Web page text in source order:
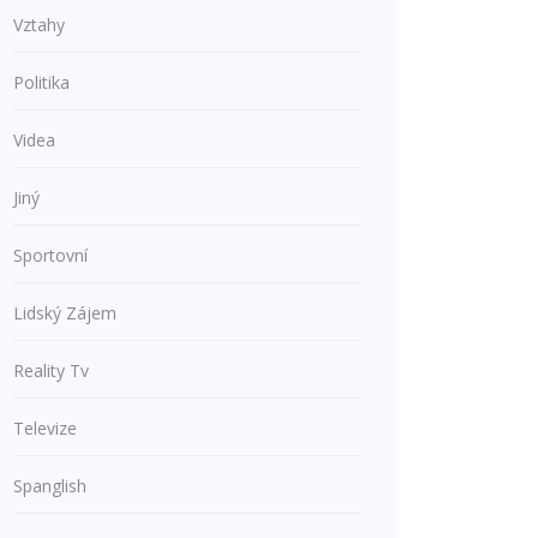
Vztahy
Politika
Videa
Jiný
Sportovní
Lidský Zájem
Reality Tv
Televize
Spanglish